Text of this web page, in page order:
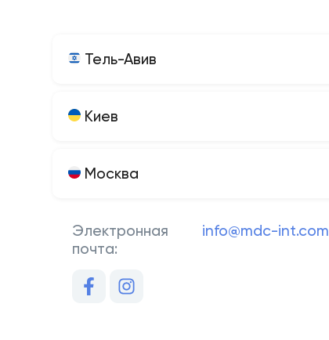
Тель-Авив
Киев
Москва
Электронная
почта:
info@mdc-int.com